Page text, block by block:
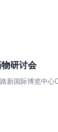
研讨会
新国际博览中